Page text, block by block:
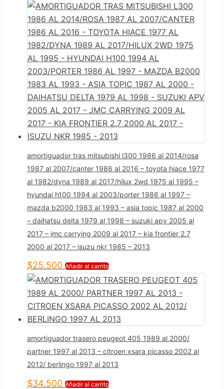
amortiguador tras mitsubishi l300 1986 al 2014/rosa
1987 al 2007/canter 1986 al 2016 – toyota hiace 1977
al 1982/dyna 1989 al 2017/hilux 2wd 1975 al 1995 –
hyundai h100 1994 al 2003/porter 1986 al 1997 –
mazda b2000 1983 al 1993 – asia topic 1987 al 2000
– daihatsu delta 1979 al 1998 – suzuki apv 2005 al
2017 – jmc carrying 2009 al 2017 – kia frontier 2.7
2000 al 2017 – isuzu nkr 1985 – 2013
$25.500 Añadir al carrito
amortiguador trasero peugeot 405 1989 al 2000/
partner 1997 al 2013 – citroen xsara picasso 2002 al
2012/ berlingo 1997 al 2013
$34.500 Añadir al carrito